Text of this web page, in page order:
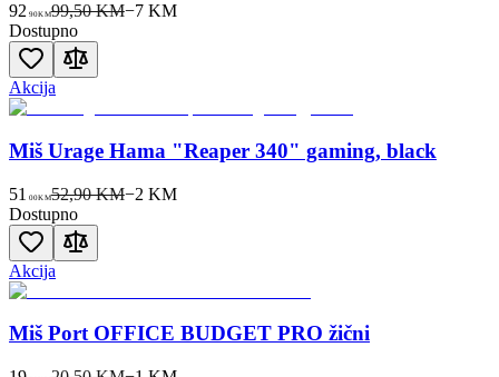
92 90KM99,50 KM−7KM
Dostupno
Akcija
Miš Urage Hama "Reaper 340" gaming, black
51 00KM52,90 KM−2 KM
Dostupno
Akcija
Miš Port OFFICE BUDGET PRO žični